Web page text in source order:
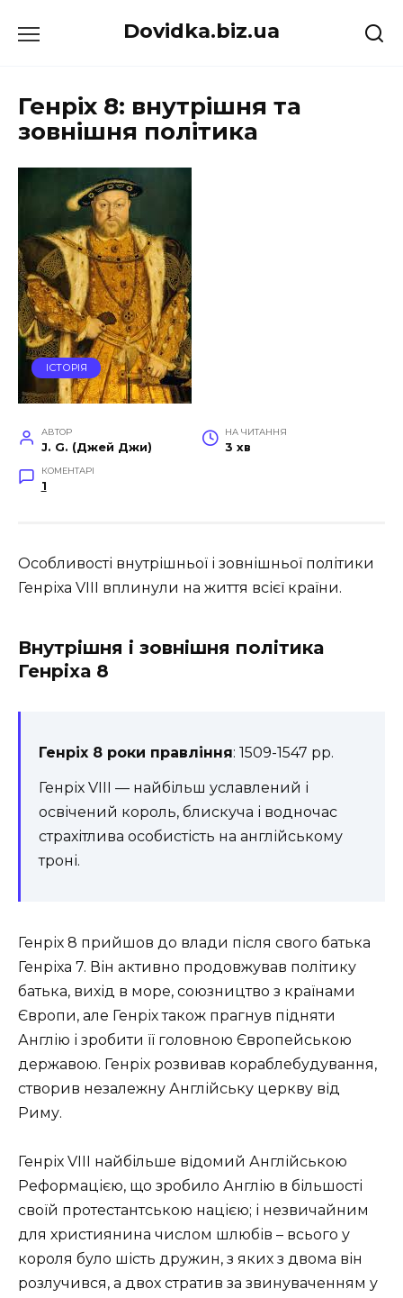
до
Dovidka.biz.ua
Генріх 8: внутрішня та
зовнішня політика
ІСТОРІЯ
АВТОР
J. G. (Джей Джи)
НА ЧИТАННЯ
3 хв
КОМЕНТАРІ
1
Особливості внутрішньої і зовнішньої політики
Генріха VIII вплинули на життя всієї країни.
Внутрішня і зовнішня політика
Генріха 8
Генріх 8 роки правління: 1509-1547 рр.
Генріх VIII — найбільш уславлений і
освічений король, блискуча і водночас
страхітлива особистість на англійському
троні.
Генріх 8 прийшов до влади після свого батька
Генріха 7. Він активно продовжував політику
батька, вихід в море, союзництво з країнами
Європи, але Генріх також прагнув підняти
Англію і зробити її головною Європейською
державою. Генріх розвивав кораблебудування,
створив незалежну Англійську церкву від
Риму.
Генріх VIII найбільше відомий Англійською
Реформацією, що зробило Англію в більшості
своїй протестантською нацією; і незвичайним
для християнина числом шлюбів – всього у
короля було шість дружин, з яких з двома він
розлучився, а двох стратив за звинуваченням у